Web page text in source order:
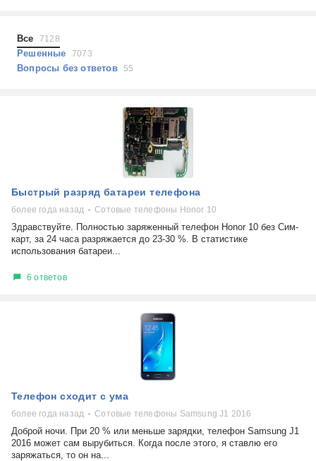
Наушники
Выберите...
не включается
самопроизвольное выключение
самостоятельный ремонт
выдает ошибку
плохо работает
решение проблемы
Все 7128
Решенные 7073
Вопросы без ответов55
Быстрый разряд батареи телефона
более года назад Сотовые телефоны Honor 10
Здравствуйте. Полностью заряженный телефон Honor 10 без Сим-
карт, за 24 часа разряжается до 23-30 %. В статистике
использования батареи...
6 ответов
Телефон сходит с ума
более года назад Сотовые телефоны Samsung J1 2016
Доброй ночи. При 20 % или меньше зарядки, телефон Samsung J1
2016 может сам вырубиться. Когда после этого, я ставлю его
заряжаться, то он на...